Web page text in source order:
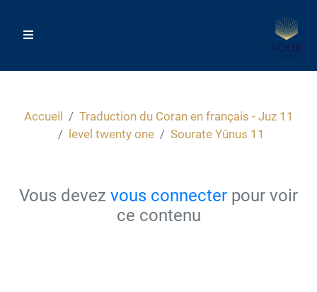
Accueil
Traduction du Coran en français - Juz 11
level twenty one
Sourate Yûnus 11
Vous devez vous connecter pour voir
ce contenu